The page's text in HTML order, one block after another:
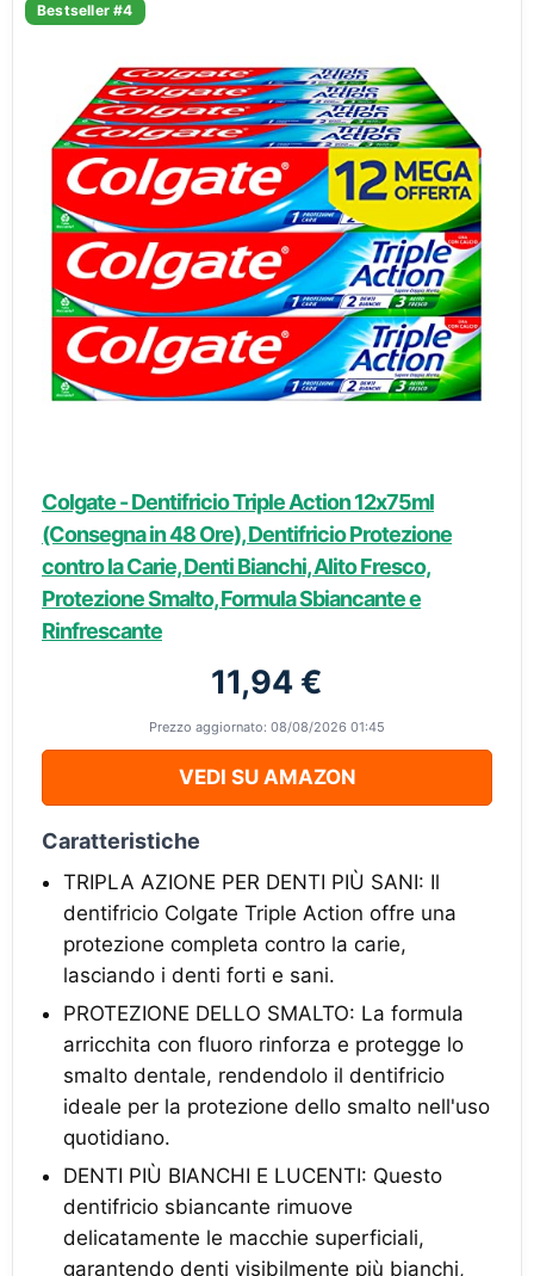
Bestseller #4
Colgate - Dentifricio Triple Action 12x75ml
(Consegna in 48 Ore), Dentifricio Protezione
contro la Carie, Denti Bianchi, Alito Fresco,
Protezione Smalto, Formula Sbiancante e
Rinfrescante
11,94 €
Prezzo aggiornato: 08/08/2026 01:45
VEDI SU AMAZON
Caratteristiche
TRIPLA AZIONE PER DENTI PIÙ SANI: Il
dentifricio Colgate Triple Action offre una
protezione completa contro la carie,
lasciando i denti forti e sani.
PROTEZIONE DELLO SMALTO: La formula
arricchita con fluoro rinforza e protegge lo
smalto dentale, rendendolo il dentifricio
ideale per la protezione dello smalto nell'uso
quotidiano.
DENTI PIÙ BIANCHI E LUCENTI: Questo
dentifricio sbiancante rimuove
delicatamente le macchie superficiali,
garantendo denti visibilmente più bianchi,